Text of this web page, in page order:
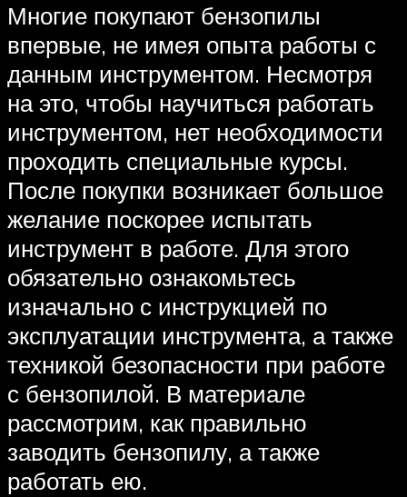
Многие покупают бензопилы
впервые, не имея опыта работы с
данным инструментом. Несмотря
на это, чтобы научиться работать
инструментом, нет необходимости
проходить специальные курсы.
После покупки возникает большое
желание поскорее испытать
инструмент в работе. Для этого
обязательно ознакомьтесь
изначально с инструкцией по
эксплуатации инструмента, а также
техникой безопасности при работе
с бензопилой. В материале
рассмотрим, как правильно
заводить бензопилу, а также
работать ею.